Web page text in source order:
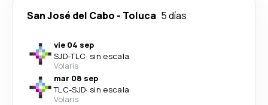
San José del Cabo - Toluca 5 días
vie 04 sep
SJD-TLC· sin escala
Volaris
mar 08 sep
TLC-SJD· sin escala
Volaris